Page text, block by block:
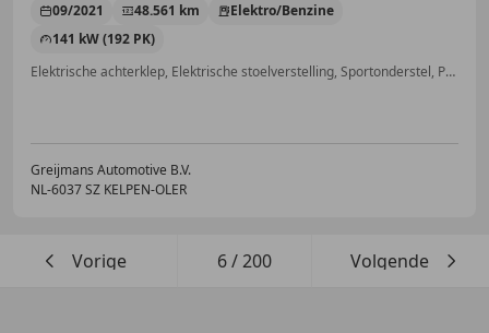
09/2021 48.561 km
Elektro/Benzine
141 kW (192 PK)
Elektrische achterklep, Elektrische stoelverstelling, Sportonderstel, Panorama dak, Head-up display, Trekhaak, Alarm, 360° camera
Greijmans Automotive B.V.
NL-6037 SZ KELPEN-OLER
Vorige 6/200 Volgende